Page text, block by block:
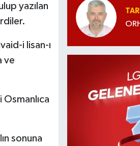
yazılan
i lisan-ı
ve
Osmanlıca
sonuna